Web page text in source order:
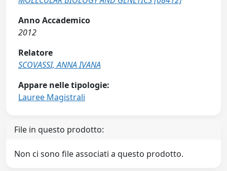
Anno Accademico
2012
Relatore
SCOVASSI, ANNA IVANA
Appare nelle tipologie:
Lauree Magistrali
File in questo prodotto:
Non ci sono file associati a questo prodotto.